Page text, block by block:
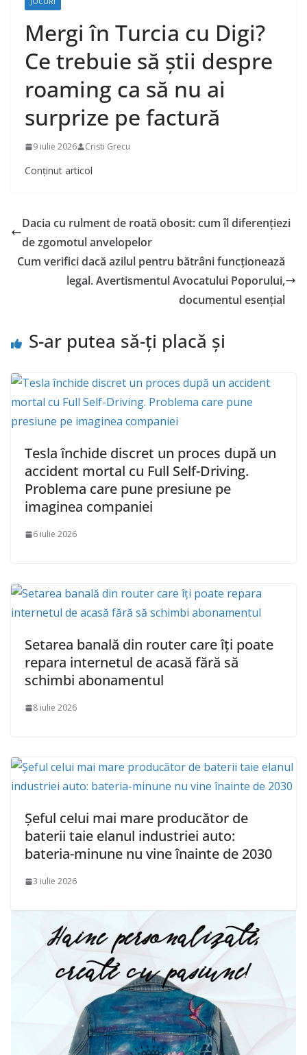
Mergi în Turcia cu Digi?
Ce trebuie să știi despre
roaming ca să nu ai
surprize pe factură
9 iulie 2026 Cristi Grecu
Conținut articol
Dacia cu rulment de roată obosit: cum îl diferențiezi
de zgomotul anvelopelor
Cum verifici dacă azilul pentru bătrâni funcționează
legal. Avertismentul Avocatului Poporului,
documentul esenţial
S-ar putea să-ți placă și
Tesla închide discret un proces după un
accident mortal cu Full Self-Driving.
Problema care pune presiune pe
imaginea companiei
6 iulie 2026
Setarea banală din router care îți poate
repara internetul de acasă fără să
schimbi abonamentul
8 iulie 2026
Șeful celui mai mare producător de
baterii taie elanul industriei auto:
bateria-minune nu vine înainte de 2030
3 iulie 2026